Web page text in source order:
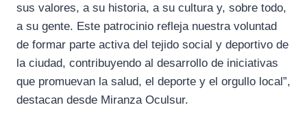
sus valores, a su historia, a su cultura y, sobre todo,
a su gente. Este patrocinio refleja nuestra voluntad
de formar parte activa del tejido social y deportivo de
la ciudad, contribuyendo al desarrollo de iniciativas
que promuevan la salud, el deporte y el orgullo local”,
destacan desde Miranza Oculsur.